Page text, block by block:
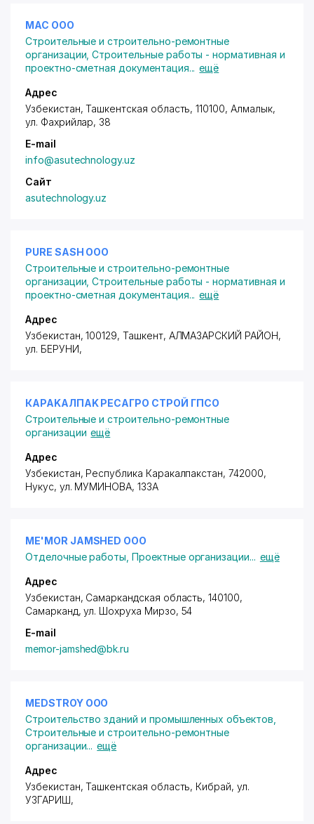
МАС ООО
Строительные и строительно-ремонтные
организации ,Строительные работы - нормативная и
проектно-сметная документация... ещё
Адрес
Узбекистан, Ташкентская область, 110100, Алмалык,
ул. Фахрийлар, 38
E-mail
info@asutechnology.uz
Сайт
asutechnology.uz
PURE SASH ООО
Строительные и строительно-ремонтные
организации ,Строительные работы - нормативная и
проектно-сметная документация... ещё
Адрес
Узбекистан, 100129, Ташкент, АЛМАЗАРСКИЙ РАЙОН,
ул. БЕРУНИ,
КAPAKAЛПAK PECAГPO CTPOЙ ГПСО
Строительные и строительно-ремонтные
организации ещё
Адрес
Узбекистан, Республика Каракалпакстан, 742000,
Нукус, ул. МУМИНОВА, 133А
ME'MOR JAMSHED ООО
Отделочные работы ,Проектные организации... ещё
Адрес
Узбекистан, Самаркандская область, 140100,
Самарканд,ул. Шохруха Мирзо, 54
E-mail
memor-jamshed@bk.ru
MEDSTROY ООО
Строительство зданий и промышленных объектов
Строительные и строительно-ремонтные
организации... ещё
Адрес
Узбекистан, Ташкентская область, Кибрай, ул.
УЗГАРИШ,